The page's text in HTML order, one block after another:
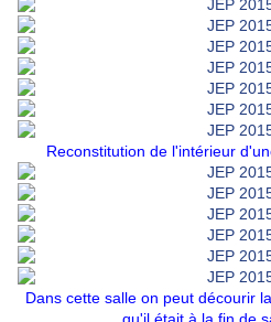
Reconstitution de l'intérieur
Dans cette salle on peut décourir